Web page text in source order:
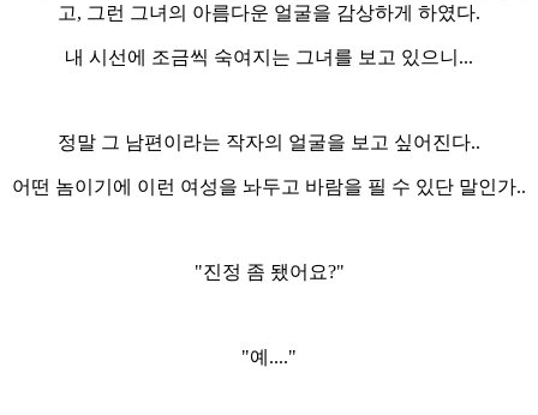
고, 그런 그녀의 아름다운 얼굴을 감상하게 하였다.
내 시선에 조금씩 숙여지는 그녀를 보고 있으니...
정말 그 남편이라는 작자의 얼굴을 보고 싶어진다..
어떤 놈이기에 이런 여성을 놔두고 바람을 필 수 있단 말인가..
"진정 좀 됐어요?"
"예...."